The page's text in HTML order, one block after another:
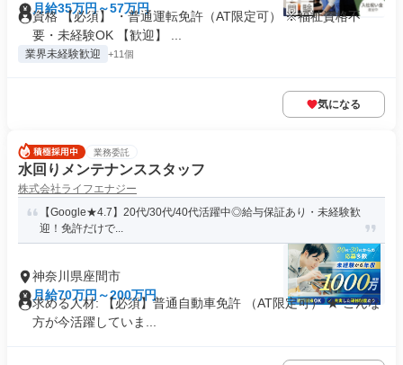
月給35万円～57万円
資格 【必須】 ・普通運転免許（AT限定可） ※福祉資格不
要・未経験OK 【歓迎】 ...
業界未経験歓迎 +11個
気になる
業務委託
水回りメンテナンススタッフ
株式会社ライフエナジー
【Google★4.7】20代/30代/40代活躍中◎給与保証あり・未経験歓
迎！免許だけで...
神奈川県座間市
月給70万円～200万円
求める人材: 【必須】普通自動車免許 （AT限定可） ★ こんな
方が今活躍していま...